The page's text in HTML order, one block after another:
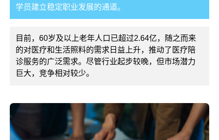
学员建立稳定职业发展的通道。
目前，60岁及以上老年人口已超过2.64亿，随之而来
的对医疗和生活照料的需求日益上升，推动了医疗陪
诊服务的广泛需求。尽管行业起步较晚，但市场潜力
巨大，竞争相对较少。